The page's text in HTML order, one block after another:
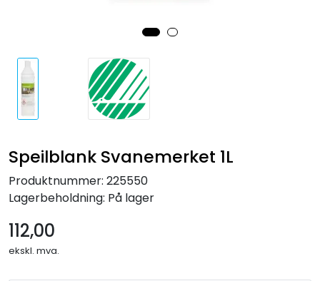
Speilblank Svanemerket 1L
Produktnummer: 225550
Lagerbeholdning: På lager
112,00
ekskl. mva.